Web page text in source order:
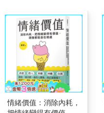
情緒價值：消除內耗，